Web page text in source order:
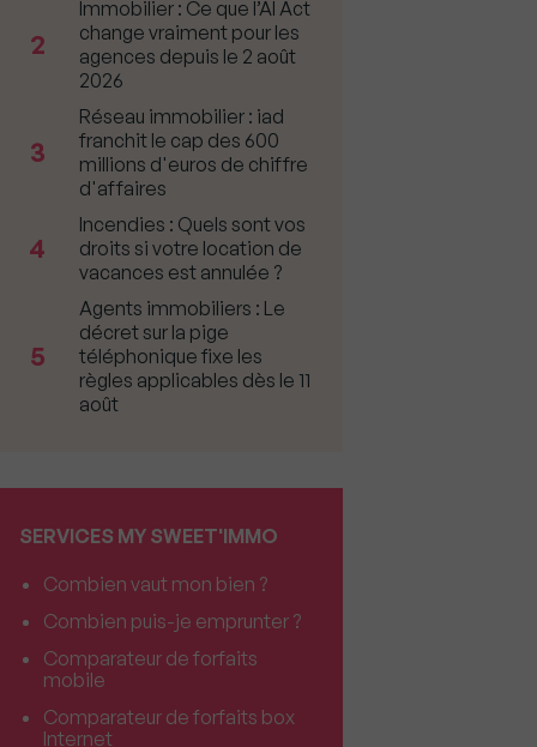
2
Immobilier : Ce que l’AI Act
change vraiment pour les
agences depuis le 2 août
2026
3
Réseau immobilier : iad
franchit le cap des 600
millions d'euros de chiffre
d'affaires
4
Incendies : Quels sont vos
droits si votre location de
vacances est annulée ?
5
Agents immobiliers : Le
décret sur la pige
téléphonique fixe les
règles applicables dès le 11
août
SERVICES MY SWEET'IMMO
Combien vaut mon bien ?
Combien puis-je emprunter ?
Comparateur de forfaits
mobile
Comparateur de forfaits box
Internet